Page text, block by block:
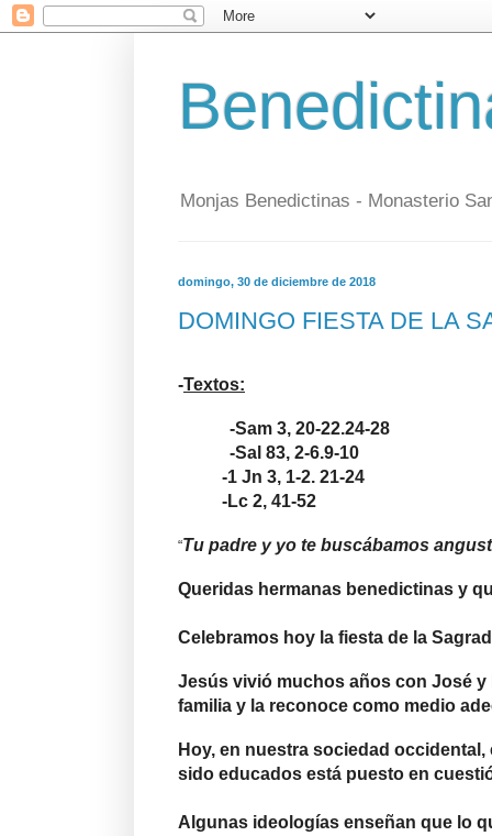
Monjas Benedictinas - Monasterio
domingo, 30 de diciembre de 2018
DOMINGO FIESTA DE LA
-Textos:
-Sam 3, 20-22.24-28
-Sal 83, 2-6.9-10
-1 Jn 3, 1-2. 21-24
-Lc 2, 41-52
“Tu padre y yo te buscábamos
Queridas hermanas benedictinas y
Celebramos hoy la fiesta de la
Jesús vivió muchos años con José y
familia y la reconoce como medio
Hoy, en nuestra sociedad
sido educados está puesto en
Algunas ideologías enseñan que lo